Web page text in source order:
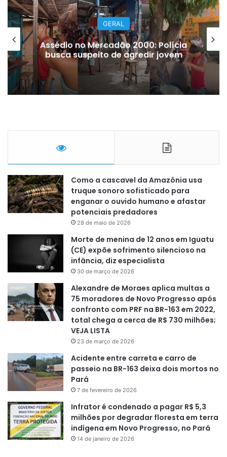
GERAL
Assédio no Mercadão 2000: Polícia
busca suspeito de agredir jovem
Como a cascavel da Amazônia usa
truque sonoro sofisticado para
enganar o ouvido humano e afastar
potenciais predadores
28 de maio de 2026
Morte de menina de 12 anos em Iguatu
(CE) expõe sofrimento silencioso na
infância, diz especialista
30 de março de 2026
Alexandre de Moraes aplica multas a
75 moradores de Novo Progresso após
confronto com PRF na BR-163 em 2022,
total chega a cerca de R$ 730 milhões;
VEJA LISTA
23 de março de 2026
Acidente entre carreta e carro de
passeio na BR-163 deixa dois mortos no
Pará
7 de fevereiro de 2026
Infrator é condenado a pagar R$ 5,3
milhões por degradar floresta em terra
indígena em Novo Progresso, no Pará
14 de janeiro de 2026